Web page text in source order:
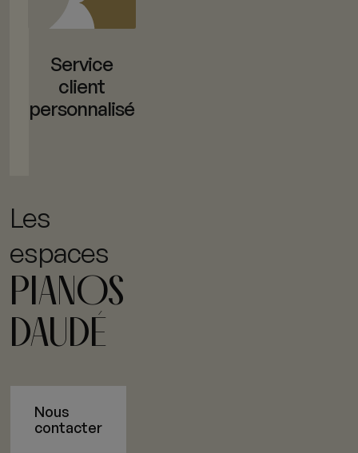
Service
client
personnalisé
Les
espaces
PIANOS
DAUDÉ
Nous
contacter